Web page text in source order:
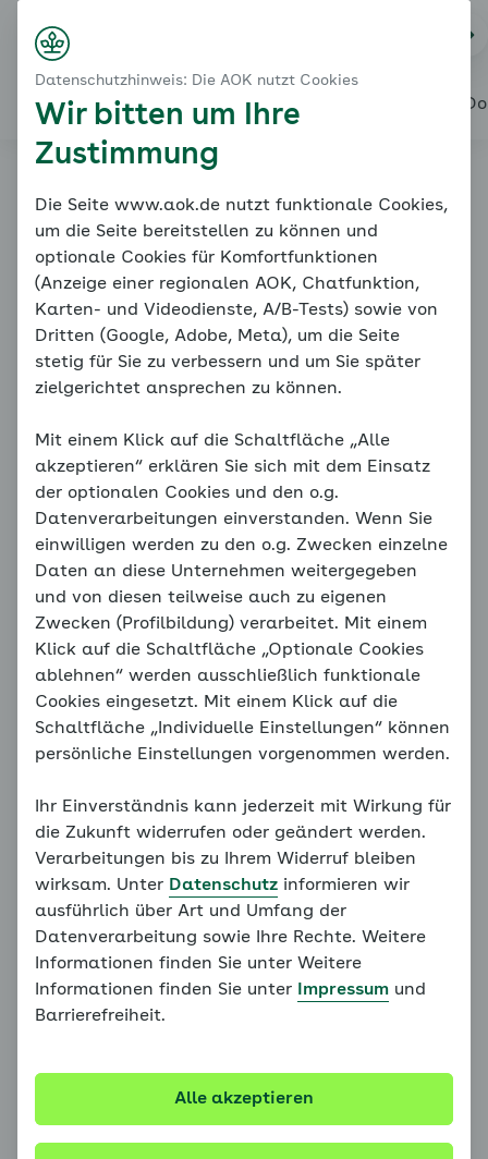
Alles über den Coach Mein Coach Meine
Bewegung
Bewegen, aber wie?
Worauf Sie beim Sport achten sollten
Online-Coach
Bluthochdruck
Bewegen, aber wie?
Worauf Sie beim Sport achten
sollten
Gerade für Menschen mit Bluthochdruck gilt bei
allen Sportarten: Sie sollten sich dabei nicht
überfordern. Die Gefahr besteht sonst, dass die
positiven Effekte ins Gegenteil umschlagen. Einige
Sportarten, wie zum Beispiel Laufen und Schwimmen
über lange Distanzen oder Intervalltraining, sind oft
sehr anstrengend. Deshalb sollten Sie ein paar
sportlich betätigen. Dazu gehören:
Wie hoch ist Ihr aktueller Blutdruck?
Sind Sie medikamentös gut eingestellt?
Wie verhält sich Ihr Blutdruck unter Belastung?
Generell gilt, dass Menschen mit
Ruheblutdruckwerten von mehr als 170/105 mmHg
in der Heimmessung oder mehr als 180/120 mmHg in
werden sollten. Es sollte in dem Fall zuerst eine
ärztliche Behandlung erfolgen, bei der –
gegebenenfalls medikamentös – der Blutdruck
Datenschutzhinweis: Die AOK nutzt Cookies
Wir bitten um Ihre
Zustimmung
Die Seite www.aok.de nutzt funktionale Cookies,
um die Seite bereitstellen zu können und
optionale Cookies für Komfortfunktionen
(Anzeige einer regionalen AOK, Chatfunktion,
Karten- und Videodienste, A/B-Tests) sowie von
Dritten (Google, Adobe, Meta), um die Seite
stetig für Sie zu verbessern und um Sie später
zielgerichtet ansprechen zu können.
Mit einem Klick auf die Schaltfläche „Alle
akzeptieren“ erklären Sie sich mit dem Einsatz
der optionalen Cookies und den o.g.
Datenverarbeitungen einverstanden. Wenn Sie
einwilligen werden zu den o.g. Zwecken einzelne
Daten an diese Unternehmen weitergegeben
und von diesen teilweise auch zu eigenen
Zwecken (Profilbildung) verarbeitet. Mit einem
Klick auf die Schaltfläche „Optionale Cookies
ablehnen“ werden ausschließlich funktionale
Cookies eingesetzt. Mit einem Klick auf die
Schaltfläche „Individuelle Einstellungen“ können
persönliche Einstellungen vorgenommen werden.
Ihr Einverständnis kann jederzeit mit Wirkung für
die Zukunft widerrufen oder geändert werden.
Verarbeitungen bis zu Ihrem Widerruf bleiben
wirksam. Unter Datenschutz informieren wir
ausführlich über Art und Umfang der
Datenverarbeitung sowie Ihre Rechte. Weitere
Informationen finden Sie unter Weitere
Informationen finden Sie unter
Impressum und
Barrierefreiheit.
Alle akzeptieren